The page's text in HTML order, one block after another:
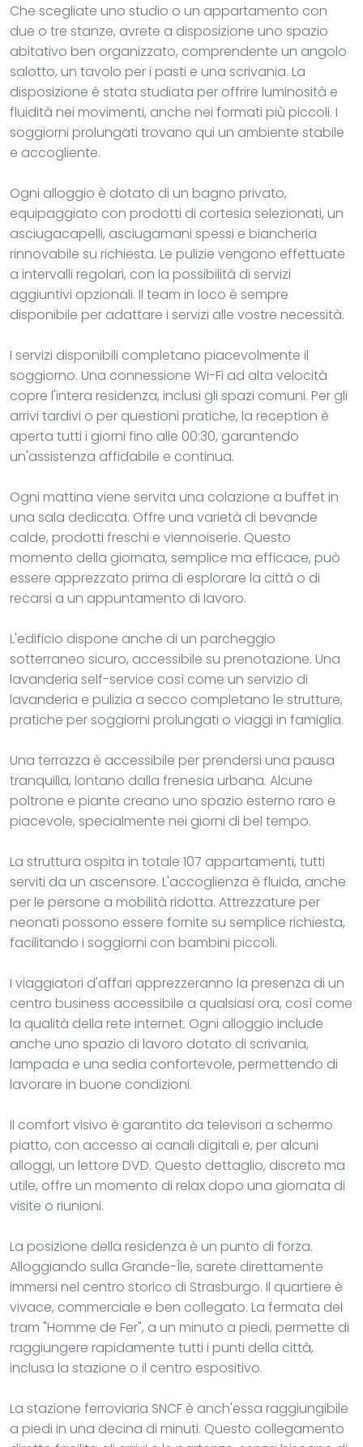
Che scegliate uno studio o un appartamento con
due o tre stanze, avrete a disposizione uno spazio
abitativo ben organizzato, comprendente un angolo
salotto, un tavolo per i pasti e una scrivania. La
disposizione è stata studiata per offrire luminosità e
fluidità nei movimenti, anche nei formati più piccoli. I
soggiorni prolungati trovano qui un ambiente stabile
e accogliente.
Ogni alloggio è dotato di un bagno privato,
equipaggiato con prodotti di cortesia selezionati, un
asciugacapelli, asciugamani spessi e biancheria
rinnovabile su richiesta. Le pulizie vengono effettuate
a intervalli regolari, con la possibilità di servizi
aggiuntivi opzionali. Il team in loco è sempre
disponibile per adattare i servizi alle vostre necessità.
I servizi disponibili completano piacevolmente il
soggiorno. Una connessione Wi-Fi ad alta velocità
copre l'intera residenza, inclusi gli spazi comuni. Per gli
arrivi tardivi o per questioni pratiche, la reception è
aperta tutti i giorni fino alle 00:30, garantendo
un'assistenza affidabile e continua.
Ogni mattina viene servita una colazione a buffet in
una sala dedicata. Offre una varietà di bevande
calde, prodotti freschi e viennoiserie. Questo
momento della giornata, semplice ma efficace, può
essere apprezzato prima di esplorare la città o di
recarsi a un appuntamento di lavoro.
L'edificio dispone anche di un parcheggio
sotterraneo sicuro, accessibile su prenotazione. Una
lavanderia self-service così come un servizio di
lavanderia e pulizia a secco completano le strutture,
pratiche per soggiorni prolungati o viaggi in famiglia.
Una terrazza è accessibile per prendersi una pausa
tranquilla, lontano dalla frenesia urbana. Alcune
poltrone e piante creano uno spazio esterno raro e
piacevole, specialmente nei giorni di bel tempo.
La struttura ospita in totale 107 appartamenti, tutti
serviti da un ascensore. L'accoglienza è fluida, anche
per le persone a mobilità ridotta. Attrezzature per
neonati possono essere fornite su semplice richiesta,
facilitando i soggiorni con bambini piccoli.
I viaggiatori d'affari apprezzeranno la presenza di un
centro business accessibile a qualsiasi ora, così come
la qualità della rete internet. Ogni alloggio include
anche uno spazio di lavoro dotato di scrivania,
lampada e una sedia confortevole, permettendo di
lavorare in buone condizioni.
Il comfort visivo è garantito da televisori a schermo
piatto, con accesso ai canali digitali e, per alcuni
alloggi, un lettore DVD. Questo dettaglio, discreto ma
utile, offre un momento di relax dopo una giornata di
visite o riunioni.
La posizione della residenza è un punto di forza.
Alloggiando sulla Grande-Île, sarete direttamente
immersi nel centro storico di Strasburgo. Il quartiere è
vivace, commerciale e ben collegato. La fermata del
tram "Homme de Fer", a un minuto a piedi, permette di
raggiungere rapidamente tutti i punti della città,
inclusa la stazione o il centro espositivo.
La stazione ferroviaria SNCF è anch'essa raggiungibile
a piedi in una decina di minuti. Questo collegamento